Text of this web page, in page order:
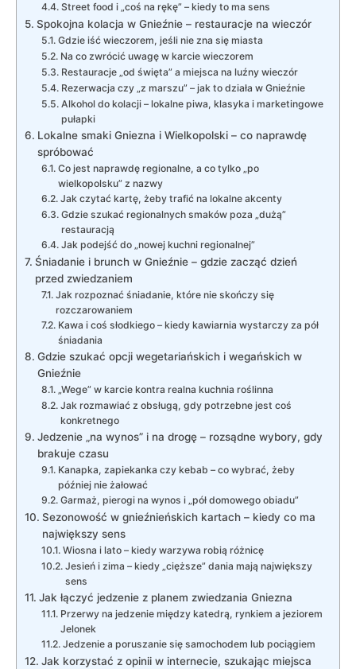
Street food i „coś na rękę” – kiedy to ma sens
Spokojna kolacja w Gnieźnie – restauracje na wieczór
Gdzie iść wieczorem, jeśli nie zna się miasta
Na co zwrócić uwagę w karcie wieczorem
Restauracje „od święta” a miejsca na luźny wieczór
Rezerwacja czy „z marszu” – jak to działa w Gnieźnie
Alkohol do kolacji – lokalne piwa, klasyka i marketingowe
pułapki
Lokalne smaki Gniezna i Wielkopolski – co naprawdę
spróbować
Co jest naprawdę regionalne, a co tylko „po
wielkopolsku” z nazwy
Jak czytać kartę, żeby trafić na lokalne akcenty
Gdzie szukać regionalnych smaków poza „dużą”
restauracją
Jak podejść do „nowej kuchni regionalnej”
Śniadanie i brunch w Gnieźnie – gdzie zacząć dzień
przed zwiedzaniem
Jak rozpoznać śniadanie, które nie skończy się
rozczarowaniem
Kawa i coś słodkiego – kiedy kawiarnia wystarczy za pół
śniadania
Gdzie szukać opcji wegetariańskich i wegańskich w
Gnieźnie
„Wege” w karcie kontra realna kuchnia roślinna
Jak rozmawiać z obsługą, gdy potrzebne jest coś
konkretnego
Jedzenie „na wynos” i na drogę – rozsądne wybory, gdy
brakuje czasu
Kanapka, zapiekanka czy kebab – co wybrać, żeby
później nie żałować
Garmaż, pierogi na wynos i „pół domowego obiadu”
Sezonowość w gnieźnieńskich kartach – kiedy co ma
największy sens
Wiosna i lato – kiedy warzywa robią różnicę
Jesień i zima – kiedy „cięższe” dania mają największy
sens
Jak łączyć jedzenie z planem zwiedzania Gniezna
Przerwy na jedzenie między katedrą, rynkiem a jeziorem
Jelonek
Jedzenie a poruszanie się samochodem lub pociągiem
Jak korzystać z opinii w internecie, szukając miejsca